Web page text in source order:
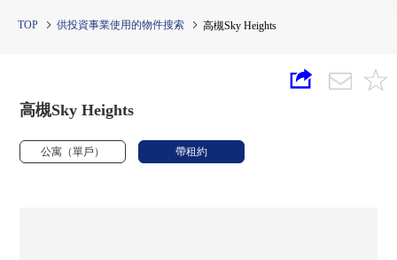
TOP 供投資事業使用的物件搜索 高槻Sky Heights
高槻Sky Heights
公寓（單戶） 帶租約